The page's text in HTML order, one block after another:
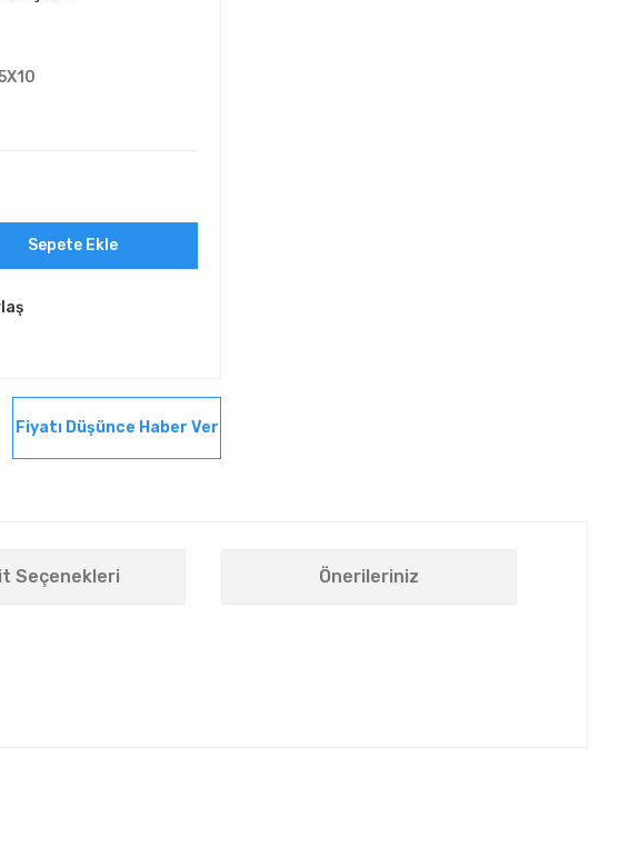
Sepete Ekle
Fiyatı Düşünce Haber Ver
Seçenekleri Önerileriniz